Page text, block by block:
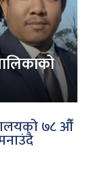
७८ औँ